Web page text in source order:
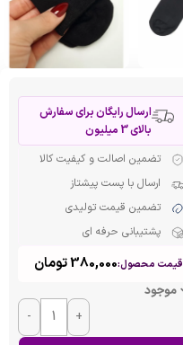
ارسال رایگان برای سفارش
بالای 3 میلیون
تضمین اصالت و کیفیت کالا
ارسال با پست پیشتاز
تضمین قیمت تولیدی
پشتیبانی حرفه ای
قیمت محصول:380,000تومان
موجود
-
+